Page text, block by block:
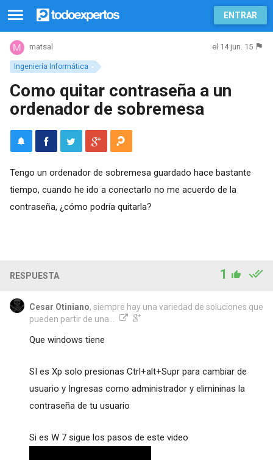
ENTRAR
Ingeniería Informática
matsal el 14 jun. 15
Como quitar contraseña a un
ordenador de sobremesa
Tengo un ordenador de sobremesa guardado hace bastante
tiempo, cuando he ido a conectarlo no me acuerdo de la
contraseña, ¿cómo podría quitarla?
RESPUESTA 1
Cesar Otiniano, siempre hay una variedad de soluciones que
pueden partir de una...
Que windows tiene
SI es Xp solo presionas Ctrl+alt+Supr para cambiar de
usuario y Ingresas como administrador y elimininas la
contraseña de tu usuario
Si es W 7 sigue los pasos de este video